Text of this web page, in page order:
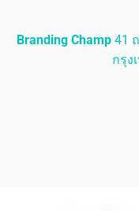
Branding Champ 41
กรุง